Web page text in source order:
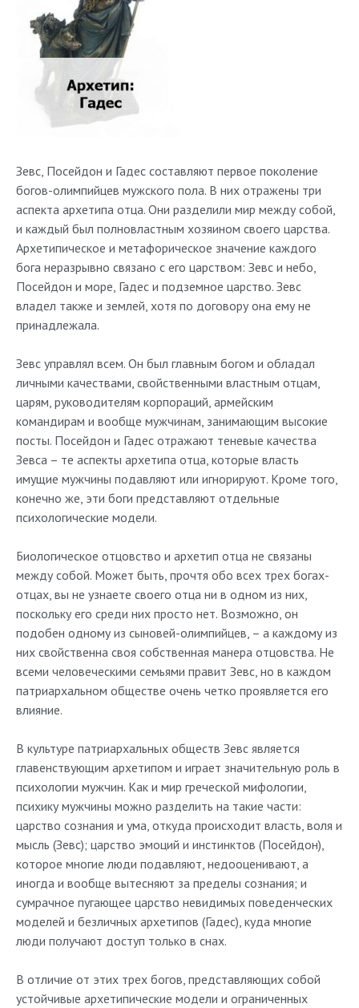
Зевс, Посейдон и Гадес составляют первое поколение
богов-олимпийцев мужского пола. В них отражены три
аспекта архетипа отца. Они разделили мир между собой,
и каждый был полновластным хозяином своего царства.
Архетипическое и метафорическое значение каждого
бога неразрывно связано с его царством: Зевс и небо,
Посейдон и море, Гадес и подземное царство. Зевс
владел также и землей, хотя по договору она ему не
принадлежала.
Зевс управлял всем. Он был главным богом и обладал
личными качествами, свойственными властным отцам,
царям, руководителям корпораций, армейским
командирам и вообще мужчинам, занимающим высокие
посты. Посейдон и Гадес отражают теневые качества
Зевса – те аспекты архетипа отца, которые власть
имущие мужчины подавляют или игнорируют. Кроме того,
конечно же, эти боги представляют отдельные
психологические модели.
Биологическое отцовство и архетип отца не связаны
между собой. Может быть, прочтя обо всех трех богах-
отцах, вы не узнаете своего отца ни в одном из них,
поскольку его среди них просто нет. Возможно, он
подобен одному из сыновей-олимпийцев, – а каждому из
них свойственна своя собственная манера отцовства. Не
всеми человеческими семьями правит Зевс, но в каждом
патриархальном обществе очень четко проявляется его
влияние.
В культуре патриархальных обществ Зевс является
главенствующим архетипом и играет значительную роль в
психологии мужчин. Как и мир греческой мифологии,
психику мужчины можно разделить на такие части:
царство сознания и ума, откуда происходит власть, воля и
мысль (Зевс); царство эмоций и инстинктов (Посейдон),
которое многие люди подавляют, недооценивают, а
иногда и вообще вытесняют за пределы сознания; и
сумрачное пугающее царство невидимых поведенческих
моделей и безличных архетипов (Гадес), куда многие
люди получают доступ только в снах.
В отличие от этих трех богов, представляющих собой
устойчивые архетипические модели и ограниченных